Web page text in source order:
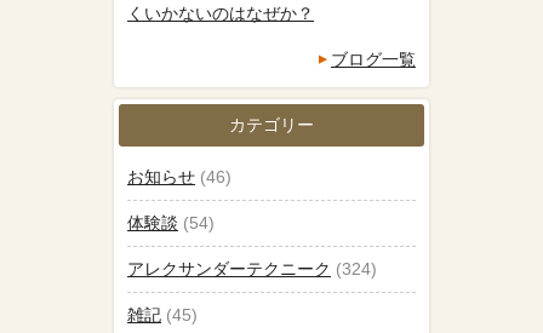
くいかないのはなぜか？
ブログ一覧
カテゴリー
お知らせ (46)
体験談 (54)
アレクサンダーテクニーク (324)
雑記 (45)